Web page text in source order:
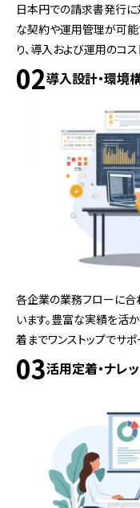
日本円での請求書発行に
な契約や運用管理が可能
り、導入および運用のコ
02導入設計・環境
各企業の業務フローに
います。豊富な実績を活
着までワンストップでサポ
03活用定着・ナレ